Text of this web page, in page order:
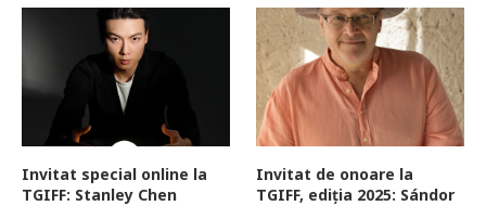
Invitat special online la
TGIFF: Stanley Chen
Invitat de onoare la
TGIFF, ediția 2025: Sándor